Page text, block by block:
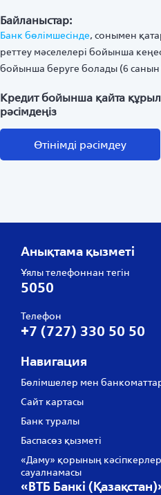
Байланыстар:
Банк бөлімшесінде, сонымен
реттеу мәселелері бойынша
бойынша беруге болады (6
Кредит бойынша қайта
рәсімдеңіз
Өтінімді рәсімдеу
Анықтама қызметі
Ұялы телефоннан тегін
5050
Телефон
+7 (727) 330 50 50
Навигация
Бөлімшелер мен
Сайт картасы
Банк туралы
Баспасөз қызметі
«Даму» қорының
сауалнамасы
«ВТБ Банкі